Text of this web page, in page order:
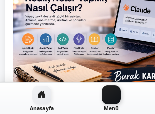
Anasayfa Menü
Claude Nedir? Claude İle Neler